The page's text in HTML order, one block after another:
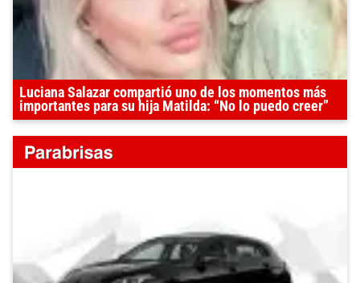
Luciana Salazar compartió uno de los momentos más
importantes para su hija Matilda: “No lo puedo creer”